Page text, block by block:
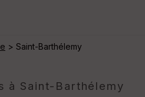
> Saint-Barthélemy
à Saint-Barthélemy